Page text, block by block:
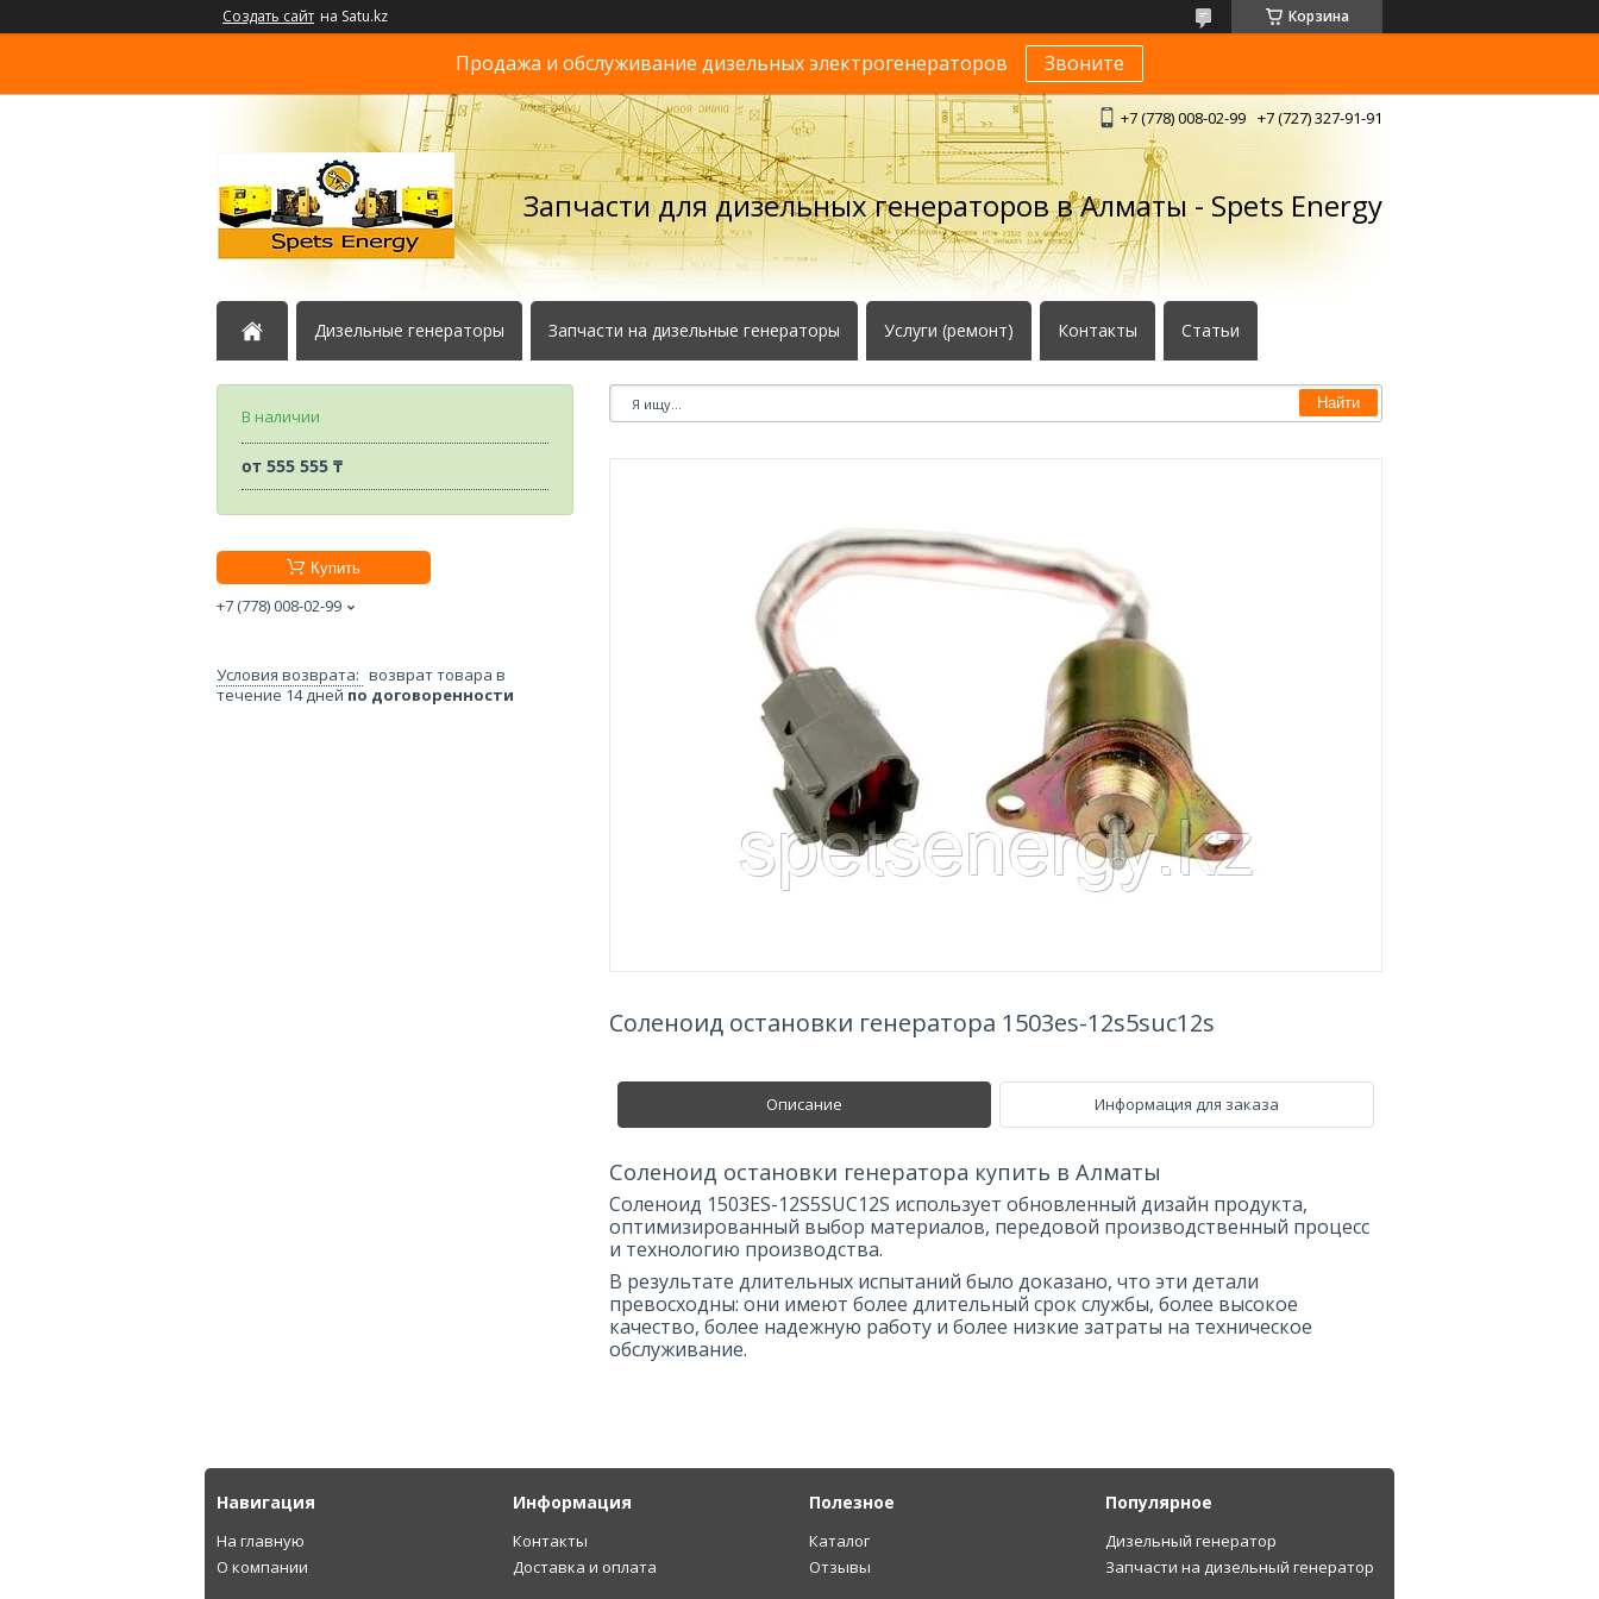
Создать сайт на Satu.kz Корзина
Продажа и обслуживание дизельных электрогенераторов Звоните
+7 (778) 008-02-99 +7 (727) 327-91-91
Запчасти для дизельных генераторов в Алматы - Spets Energy
Дизельные генераторы Запчасти на дизельные генераторы Услуги (ремонт) Контакты Статьи
Найти
Соленоид остановки генератора 1503es-12s5suc12s
Описание Информация для заказа
Соленоид остановки генератора купить в Алматы
Соленоид 1503ES-12S5SUC12S использует обновленный дизайн продукта,
оптимизированный выбор материалов, передовой производственный процесс
и технологию производства.
В результате длительных испытаний было доказано, что эти детали
превосходны: они имеют более длительный срок службы, более высокое
качество, более надежную работу и более низкие затраты на техническое
обслуживание.
В наличии
от 555 555 ₸
Купить
+7 (778) 008-02-99
возврат товара в
течение 14 дней по договоренности
Навигация
На главную
О компании
Информация
Контакты
Доставка и оплата
Полезное
Каталог
Отзывы
Популярное
Дизельный генератор
Запчасти на дизельный генератор